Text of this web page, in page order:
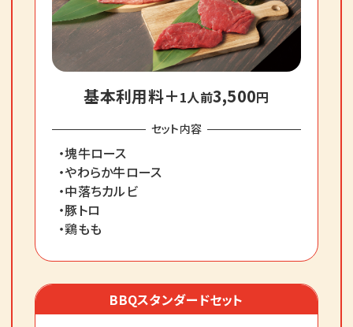
基本利用料＋1人前3,500円
セット内容
・塊牛ロース
・やわらか牛ロース
・中落ちカルビ
・豚トロ
・鶏もも
BBQスタンダードセット